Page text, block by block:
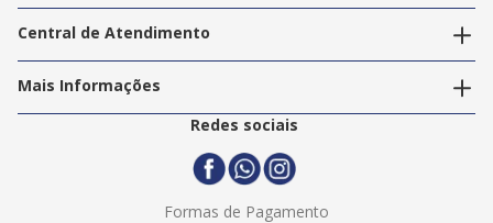
Nossas Lojas
Trabalhe Conosco
Central de Atendimento
Política de Privacidade
Termos e Condições
Politica de Entrega
Mais Informações
2ª Via Nota Fiscal
Redes sociais
Formas de Pagamento